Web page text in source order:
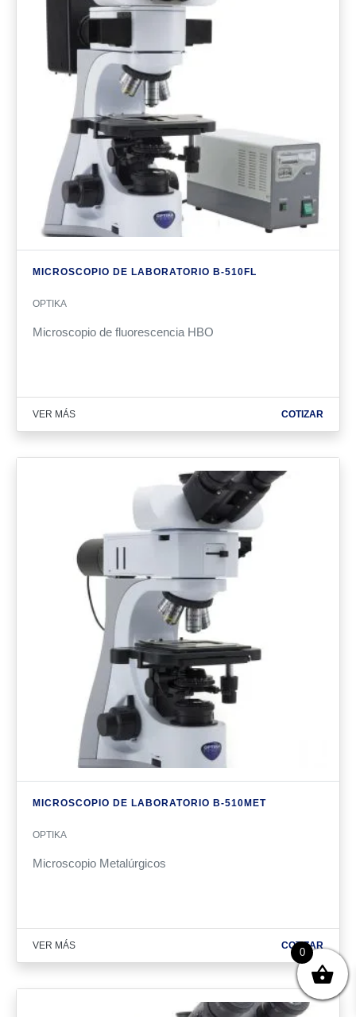
MICROSCOPIO DE LABORATORIO B-510FL
OPTIKA
Microscopio de fluorescencia HBO
VER MÁS COTIZAR
MICROSCOPIO DE LABORATORIO B-510MET
OPTIKA
Microscopio Metalúrgicos
VER MÁS COTIZAR
0